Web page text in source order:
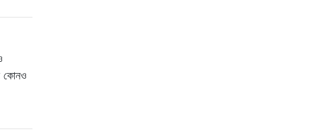
কোনও